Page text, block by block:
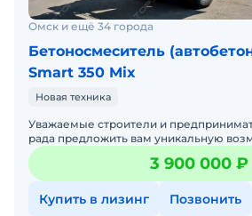
Омск и ещё 34 города
Бетоносмеситель
Smart 350 Mix
Новая техника
Уважаемые строители и
рада предложить вам уникальную
приобрести самоходные
самозагрузкой SMART 350 MI3 900 000 ₽
Купить в лизинг Позвонить